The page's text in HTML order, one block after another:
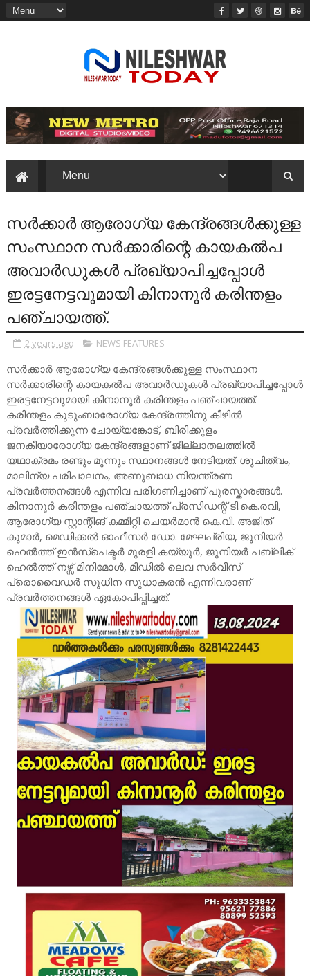
സർക്കാർ ആരോഗ്യ കേന്ദ്രങ്ങൾക്കുള്ള
സംസ്ഥാന സർക്കാരിന്റെ കായകൽപ
അവാർഡുകൾ പ്രഖ്യാപിച്ചപ്പോൾ
ഇരട്ടനേട്ടവുമായി കിനാനൂർ കരിന്തളം
പഞ്ചായത്ത്.
2 years ago NEWS FEATURES
സർക്കാർ ആരോഗ്യ കേന്ദ്രങ്ങൾക്കുള്ള സംസ്ഥാന
സർക്കാരിന്റെ കായകൽപ അവാർഡുകൾ പ്രഖ്യാപിച്ചപ്പോൾ
ഇരട്ടനേട്ടവുമായി കിനാനൂർ കരിന്തളം പഞ്ചായത്ത്.
കരിന്തളം കുടുംബാരോഗ്യ കേന്ദ്രത്തിനു കീഴിൽ
പ്രവർത്തിക്കുന്ന ചോയ്യങ്കോട്, ബിരിക്കുളം
ജനകീയാരോഗ്യ കേന്ദ്രങ്ങളാണ് ജില്ലാതലത്തിൽ
യഥാക്രമം രണ്ടും മൂന്നും സ്ഥാനങ്ങൾ നേടിയത്. ശുചിത്വം,
മാലിന്യ പരിപാലനം, അണുബാധ നിയന്ത്രണ
പ്രവർത്തനങ്ങൾ എന്നിവ പരിഗണിച്ചാണ് പുരസ്കാരങ്ങൾ.
കിനാനൂർ കരിന്തളം പഞ്ചായത്ത് പ്രസിഡന്റ് ടി.കെ.രവി,
ആരോഗ്യ സ്റ്റാന്റിങ് കമ്മിറ്റി ചെയർമാൻ കെ.വി. അജിത്
കുമാർ, മെഡിക്കൽ ഓഫീസർ ഡോ. മേഘപ്രിയ, ജൂനിയർ
ഹെൽത്ത് ഇൻസ്പെക്ടർ മുരളി കയ്യൂർ, ജൂനിയർ പബ്ലിക്
ഹെൽത്ത് നഴ്സ് മിനിമോൾ, മിഡിൽ ലെവ സർവീസ്
പ്രൊവൈഡർ സുധിന സുധാകരൻ എന്നിവരാണ്
പ്രവർത്തനങ്ങൾ ഏകോപിപ്പിച്ചത്.